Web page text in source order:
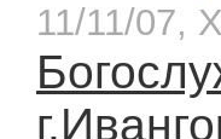
11/11/07,